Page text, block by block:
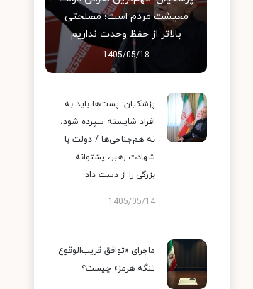
معیشت مردم است؛ مصلحتی
بالاتر از حفظ وحدت نداریم
1405/05/18
پزشکیان: پست‌ها باید به
افراد شایسته سپرده شود،
نه هم‌جناحی‌ها / دولت با
شهادت رهبر، پشتوانه
بزرگی را از دست داد
1405/05/14
ماجرای «توافق قریب‌الوقوع
تنگه هرمز» چیست؟